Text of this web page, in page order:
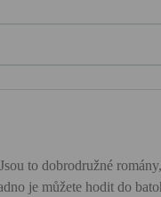
to dobrodružné
je můžete hodit do